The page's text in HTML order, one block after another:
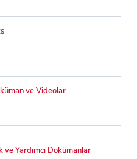
ve Videolar
ve Yardımcı Dokümanlar